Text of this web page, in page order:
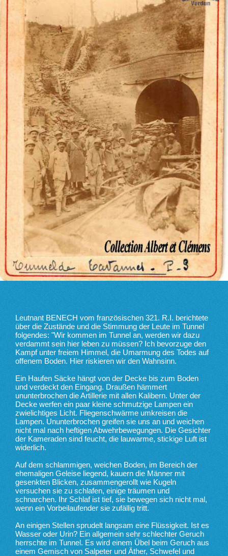
Leutnant BENECH vom französischen 321. R.I. berichtete
über die Zustände und die Stimmung der Leute im Tunnel
folgendes: "Wir kommen im Tunnel an, werden wir dazu
verdammt sein hier leben zu müssen? Ich bevorzuge den
Kampf unter freiem Himmel, die Umarmung des Todes auf
offenem Boden. Hier riskieren wir den Wahnsinn.
Ein Haufen Säcke hängt von der Decke bis zum Boden
und verdeckt den Eingang. Draußen hämmert
ununterbrochen die Artillerie mit allen Kalibern. Unter der
Decke werfen ein paar kleine schmutzige Lampen ein
zwielichtiges Licht. Fliegenschwärme umkreisen die
Lampen. Ununterbrochen greifen sie uns an und weichen
nicht mal nach heftigen Abwehrbewegungen. Die Gesichter
der Kameraden sind feucht, die lauwarme, stickige Luft ist
widerlich.
Auf dem schlammigen, weichen Boden, im Bereich der
ehemaligen Geleise liegend, kauern die Männer mit
gesenkten Blicken, zusammengerollt wie Kugeln
versuchen sie zu schlafen, einige träumen und
schnarchen. Ihr Schlaf ist tief, sie bewegen sich nicht mal,
wenn ein Vorbeilaufender sie zufällig tritt.
An einigen Stellen sprudelt langsam eine Flüssigkeit. Ist es
Wasser oder Urin? Ein allgemein sehr schlechter Geruch
herrschte im Tunnel. Es wird einem Übel beim Geruch aus
einem Gemisch von Salpeter und Äther, Schwefel und